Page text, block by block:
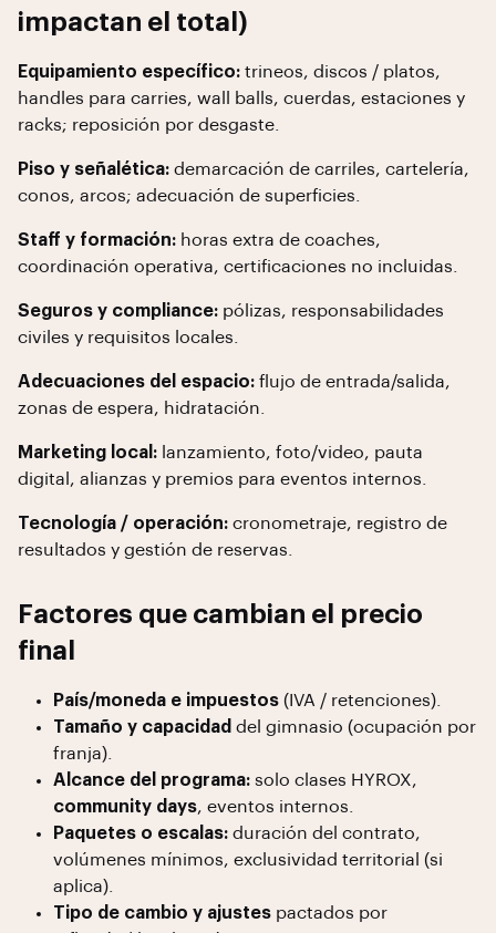
impactan el total)
Equipamiento específico: trineos, discos / platos,
handles para carries, wall balls, cuerdas, estaciones y
racks; reposición por desgaste.
Piso y señalética: demarcación de carriles, cartelería,
conos, arcos; adecuación de superficies.
Staff y formación: horas extra de coaches,
coordinación operativa, certificaciones no incluidas.
Seguros y compliance: pólizas, responsabilidades
civiles y requisitos locales.
Adecuaciones del espacio: flujo de entrada/salida,
zonas de espera, hidratación.
Marketing local: lanzamiento, foto/video, pauta
digital, alianzas y premios para eventos internos.
Tecnología / operación: cronometraje, registro de
resultados y gestión de reservas.
Factores que cambian el precio
final
País/moneda e impuestos (IVA / retenciones).
Tamaño y capacidad del gimnasio (ocupación por
franja).
Alcance del programa: solo clases HYROX,
community days, eventos internos.
Paquetes o escalas: duración del contrato,
volúmenes mínimos, exclusividad territorial (si
aplica).
Tipo de cambio y ajustes pactados por